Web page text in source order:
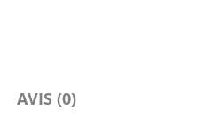
AVIS (0)